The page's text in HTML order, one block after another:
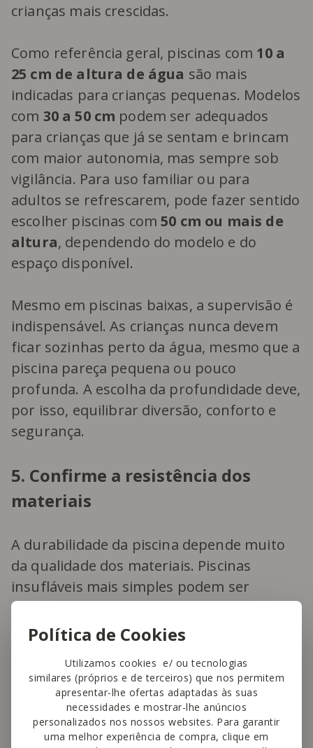
Política de Cookies
Utilizamos cookies e/ ou tecnologias
similares (próprios e de terceiros) que nos permitem
apresentar-lhe ofertas adaptadas às suas
necessidades e mostrar-lhe anúncios
personalizados nos nossos websites. Para garantir
uma melhor experiência de compra, clique em
crianças mais crescidas.
Como referência geral, piscinas com 10 a
25 cm de altura de água são mais
indicadas para crianças pequenas. Modelos
com 30 a 50 cm podem ser adequados
para crianças que já se sentam e brincam
com maior autonomia, mas sempre sob
vigilância. Para uso familiar ou para
adultos se refrescarem, pode fazer sentido
escolher piscinas com50 cm ou mais de
altura, dependendo do modelo e do
espaço disponível.
Mesmo em piscinas baixas, a supervisão é
indispensável. As crianças nunca devem
ficar sozinhas perto da água, mesmo que a
piscina pareça pequena ou pouco
profunda. A escolha da profundidade deve,
por isso, equilibrar diversão, conforto e
segurança.
5. Confirme a resistência dos
materiais
A durabilidade da piscina depende muito
da qualidade dos materiais. Piscinas
insufláveis mais simples podem ser
suficientes para utilizações pontuais, mas
se a piscina for usada com frequência
modelos com PVC mais resistente, paredes
reforçadas e válvulas de boa qualidade.
Um bom indicador é verificar se a piscina